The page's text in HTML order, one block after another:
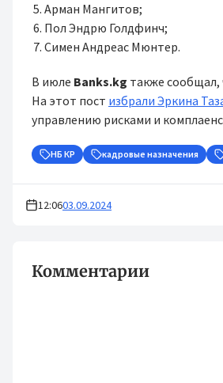
Арман Мангитов;
Пол Эндрю Голдфинч;
Симен Андреас Мюнтер.
В июле Banks.kg также сообщал,
На этот пост избрали Эркина
управлению рисками и
НБ КР кадровые назначения
12:0603.09.2024
Комментарии